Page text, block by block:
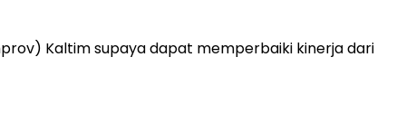
Kaltim supaya dapat memperbaiki kinerja dari